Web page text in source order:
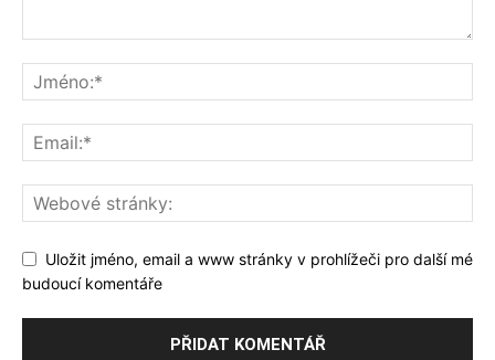
Uložit jméno, email a www stránky v prohlížeči pro další mé
budoucí komentáře